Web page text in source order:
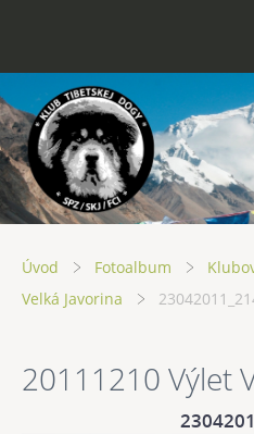
Úvod Fotoalbum
Velká Javorina
20111210 Výlet